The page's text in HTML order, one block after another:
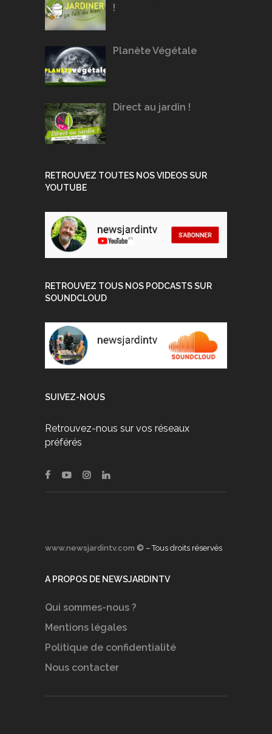
!
Planète Végétale
Direct au jardin !
RETROUVEZ TOUTES NOS VIDEOS SUR
YOUTUBE
RETROUVEZ TOUS NOS PODCASTS SUR
SOUNDCLOUD
SUIVEZ-NOUS
Retrouvez-nous sur vos réseaux
préférés
www.newsjardintv.com © – Tous droits réservés
A PROPOS DE NEWSJARDINTV
Qui sommes-nous ?
Mentions légales
Politique de confidentialité
Nous contacter